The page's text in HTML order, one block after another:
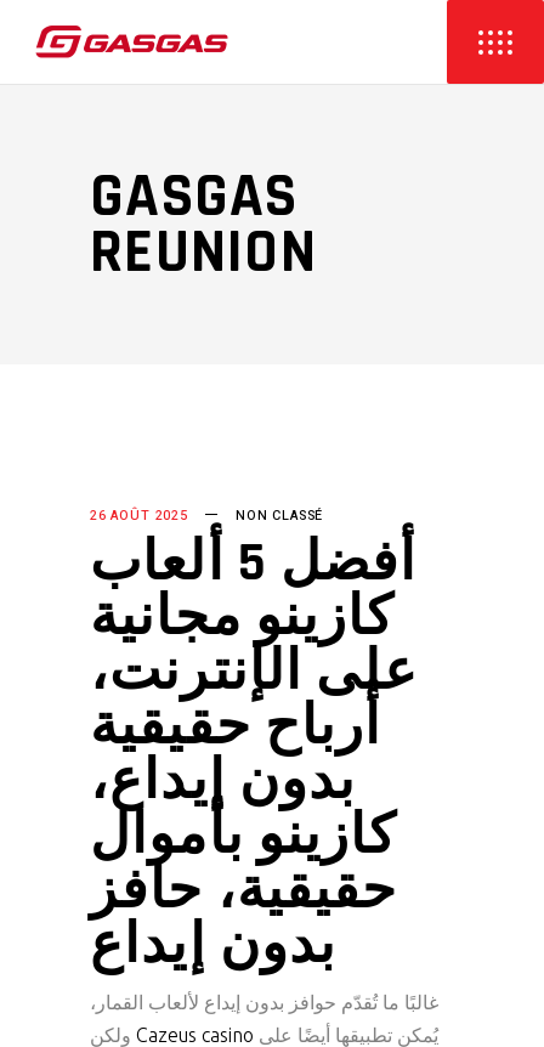
GASGAS
REUNION
26 AOÛT 2025 NON CLASSÉ
أفضل 5 ألعاب
كازينو مجانية
على الإنترنت،
أرباح حقيقية
بدون إيداع،
كازينو بأموال
حقيقية، حافز
بدون إيداع
غالبًا ما تُقدّم حوافز بدون إيداع لألعاب القمار،
Cazeus casino